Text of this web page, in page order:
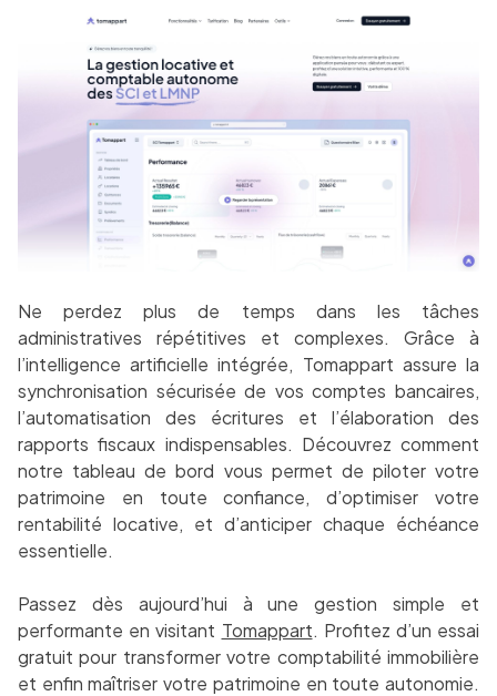
Ne perdez plus de temps dans les tâches
administratives répétitives et complexes. Grâce à
l’intelligence artificielle intégrée, Tomappart assure la
synchronisation sécurisée de vos comptes bancaires,
l’automatisation des écritures et l’élaboration des
rapports fiscaux indispensables. Découvrez comment
notre tableau de bord vous permet de piloter votre
patrimoine en toute confiance, d’optimiser votre
rentabilité locative, et d’anticiper chaque échéance
essentielle.
Passez dès aujourd’hui à une gestion simple et
performante en visitant Tomappart. Profitez d’un essai
gratuit pour transformer votre comptabilité immobilière
et enfin maîtriser votre patrimoine en toute autonomie.